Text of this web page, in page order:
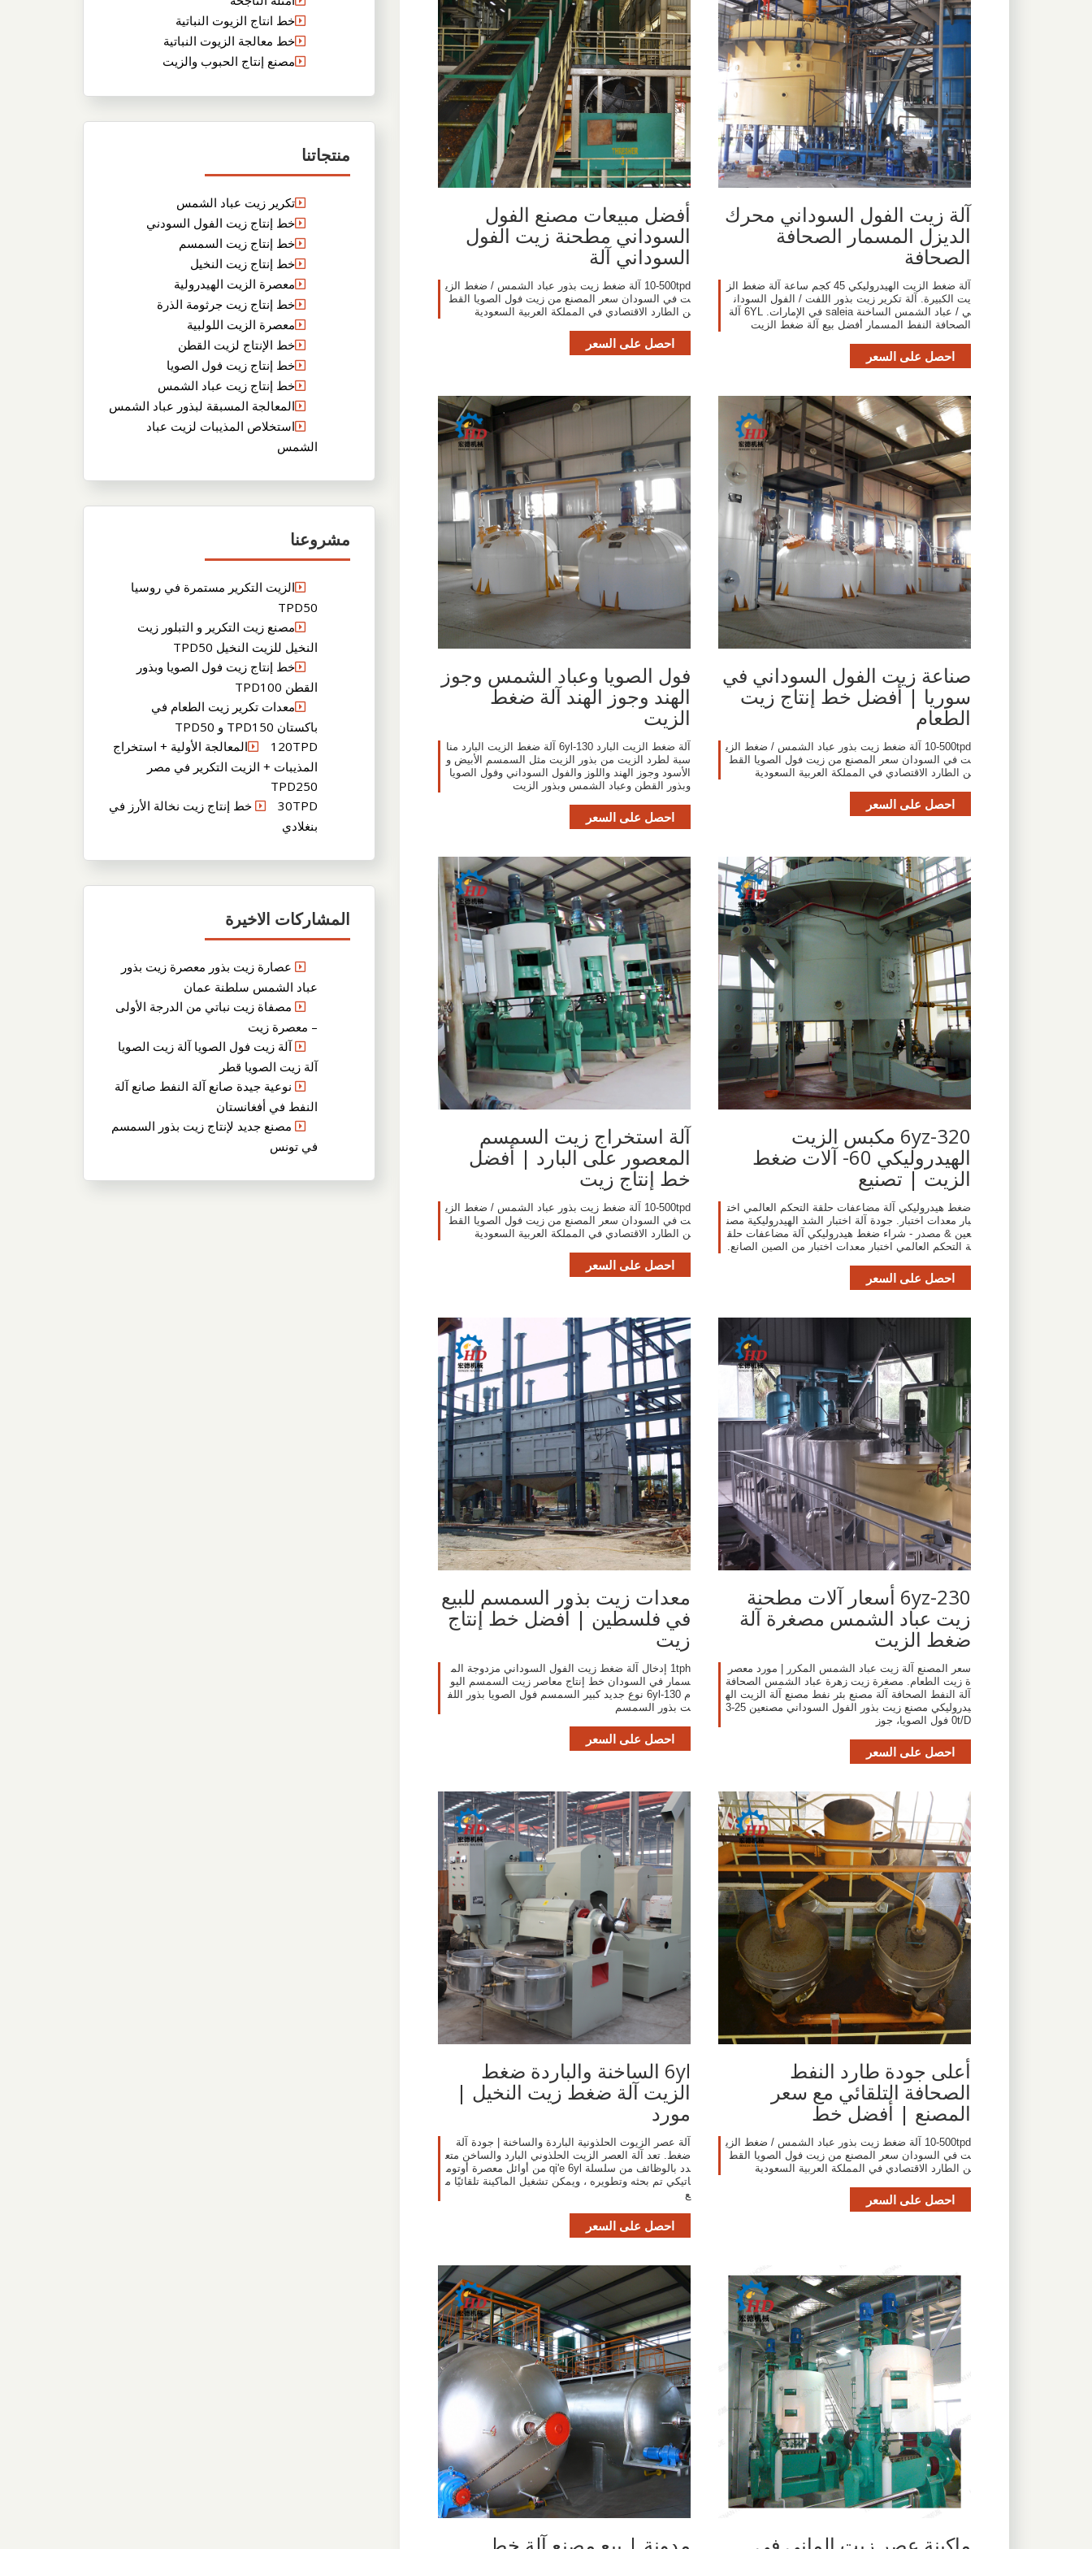
خط انتاج الزيوت النباتية
خط معالجة الزيوت النباتية
مصنع إنتاج الحبوب والزيت
منتجاتنا
تكرير زيت عباد الشمس
خط إنتاج زيت الفول السودني
خط إنتاج زيت السمسم
خط إنتاج زيت النخيل
معصرة الزيت الهيدرولية
خط إنتاج زيت جرثومة الذرة
معصرة الزيت اللولبية
خط الإنتاج لزيت القطن
خط إنتاج زيت فول الصويا
خط إنتاج زيت عباد الشمس
المعالجة المسبقة لبذور عباد الشمس
استخلاص المذيبات لزيت عباد
الشمس
مشروعنا
الزيت التكرير مستمرة في روسيا
TPD50
مصنع زيت التكرير و التبلور زيت
النخيل للزيت النخيل TPD50
خط إنتاج زيت فول الصويا وبذور
القطن TPD100
معدات تكرير زيت الطعام في
باكستان TPD150 و TPD50
120TPDالمعالجة الأولية + استخراج
المذيبات + الزيت التكرير في مصر
TPD250
30TPD خط إنتاج زيت نخالة الأرز في
بنغلادي
المشاركات الاخيرة
عصارة زيت بذور معصرة زيت بذور
عباد الشمس سلطنة عمان
مصفاة زيت نباتي من الدرجة الأولى
– معصرة زيت
آلة زيت فول الصويا آلة زيت الصويا
آلة زيت الصويا قطر
نوعية جيدة صانع آلة النفط صانع آلة
النفط في أفغانستان
مصنع جديد لإنتاج زيت بذور السمسم
في تونس
آلة زيت الفول السوداني محرك
الديزل المسمار الصحافة
الصحافة
آلة ضغط الزيت الهيدروليكي 45 كجم ساعة آلة ضغط الز
يت الكبيرة. آلة تكرير زيت بذور اللفت / الفول السودان
ي / عباد الشمس الساخنة saleia في الإمارات. 6YL آلة
الصحافة النفط المسمار أفضل بيع آلة ضغط الزيت
احصل على السعر
أفضل مبيعات مصنع الفول
السوداني مطحنة زيت الفول
السوداني آلة
10-500tpd آلة ضغط زيت بذور عباد الشمس / ضغط الزي
ت في السودان سعر المصنع من زيت فول الصويا القط
ن الطارد الاقتصادي في المملكة العربية السعودية
احصل على السعر
صناعة زيت الفول السوداني في
سوريا | أفضل خط إنتاج زيت
الطعام
10-500tpd آلة ضغط زيت بذور عباد الشمس / ضغط الزي
ت في السودان سعر المصنع من زيت فول الصويا القط
ن الطارد الاقتصادي في المملكة العربية السعودية
احصل على السعر
فول الصويا وعباد الشمس وجوز
الهند وجوز الهند آلة ضغط
الزيت
آلة ضغط الزيت البارد 6yl-130 آلة ضغط الزيت البارد منا
سبة لطرد الزيت من بذور الزيت مثل السمسم الأبيض و
الأسود وجوز الهند واللوز والفول السوداني وفول الصويا
وبذور القطن وعباد الشمس وبذور الزيت
احصل على السعر
6yz-320 مكبس الزيت
الهيدروليكي 60- آلات ضغط
الزيت | تصنيع
ضغط هيدروليكي آلة مضاعفات حلقة التحكم العالمي اخت
بار معدات اختبار. جودة آلة اختبار الشد الهيدروليكية مصن
عين & مصدر - شراء ضغط هيدروليكي آلة مضاعفات حلق
ة التحكم العالمي اختبار معدات اختبار من الصين الصانع.
احصل على السعر
آلة استخراج زيت السمسم
المعصور على البارد | أفضل
خط إنتاج زيت
10-500tpd آلة ضغط زيت بذور عباد الشمس / ضغط الزي
ت في السودان سعر المصنع من زيت فول الصويا القط
ن الطارد الاقتصادي في المملكة العربية السعودية
احصل على السعر
6yz-230 أسعار آلات مطحنة
زيت عباد الشمس مصغرة آلة
ضغط الزيت
سعر المصنع آلة زيت عباد الشمس المكرر | مورد معصر
ة زيت الطعام. مصغرة زيت زهرة عباد الشمس الصحافة
آلة النفط الصحافة آلة مصنع بئر نفط مصنع آلة الزيت اله
يدروليكي مصنع زيت بذور الفول السوداني مصنعين 25-3
0t/D فول الصويا، جوز
احصل على السعر
معدات زيت بذور السمسم للبيع
في فلسطين | أفضل خط إنتاج
زيت
1tph إدخال آلة ضغط زيت الفول السوداني مزدوجة الم
سمار في السودان خط إنتاج معاصر زيت السمسم اليو
م 6yl-130 نوع جديد كبير السمسم فول الصويا بذور اللف
ت بذور السمسم
احصل على السعر
أعلى جودة طارد النفط
الصحافة التلقائي مع سعر
المصنع | أفضل خط
10-500tpd آلة ضغط زيت بذور عباد الشمس / ضغط الزي
ت في السودان سعر المصنع من زيت فول الصويا القط
ن الطارد الاقتصادي في المملكة العربية السعودية
احصل على السعر
6yl الساخنة والباردة ضغط
الزيت آلة ضغط زيت النخيل |
مورد
آلة عصر الزيوت الحلذونية الباردة والساخنة | جودة آلة
ضغط. تعد آلة العصر الزيت الحلذوني البارد والساخن متع
دد بالوظائف من سلسلة qi'e 6yl من أوائل معصرة أوتوم
اتيكي تم بحثه وتطويره ، ويمكن تشغيل الماكينة تلقائيًا م
ع
احصل على السعر